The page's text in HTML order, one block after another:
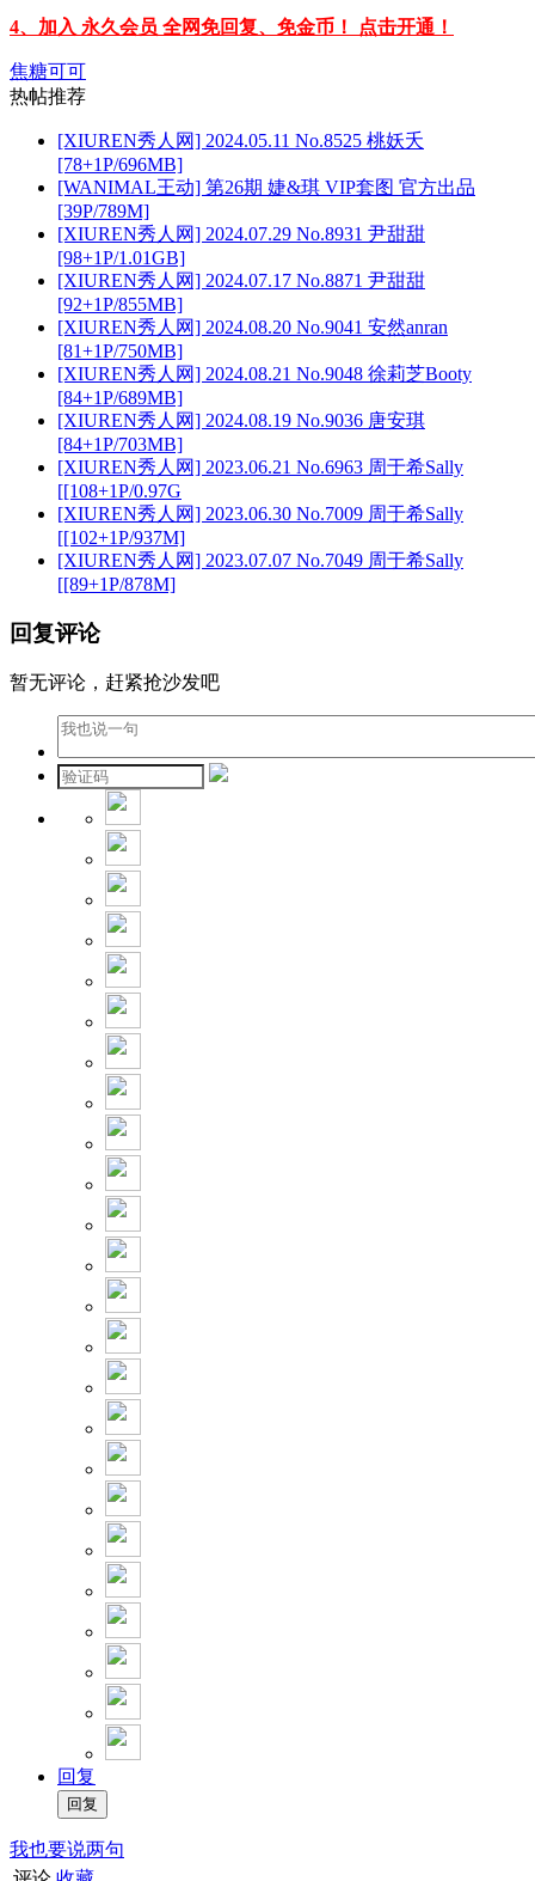
4、加入 永久会员 全网免回复、免金币！ 点击开通！
焦糖可可
热帖推荐
[XIUREN秀人网] 2024.05.11 No.8525 桃妖夭
[78+1P/696MB]
[WANIMAL王动] 第26期 婕&琪 VIP套图 官方出品
[39P/789M]
[XIUREN秀人网] 2024.07.29 No.8931 尹甜甜
[98+1P/1.01GB]
[XIUREN秀人网] 2024.07.17 No.8871 尹甜甜
[92+1P/855MB]
[XIUREN秀人网] 2024.08.20 No.9041 安然anran
[81+1P/750MB]
[XIUREN秀人网] 2024.08.21 No.9048 徐莉芝Booty
[84+1P/689MB]
[XIUREN秀人网] 2024.08.19 No.9036 唐安琪
[84+1P/703MB]
[XIUREN秀人网] 2023.06.21 No.6963 周于希Sally
[[108+1P/0.97G
[XIUREN秀人网] 2023.06.30 No.7009 周于希Sally
[[102+1P/937M]
[XIUREN秀人网] 2023.07.07 No.7049 周于希Sally
[[89+1P/878M]
回复评论
暂无评论，赶紧抢沙发吧
回复
我也要说两句